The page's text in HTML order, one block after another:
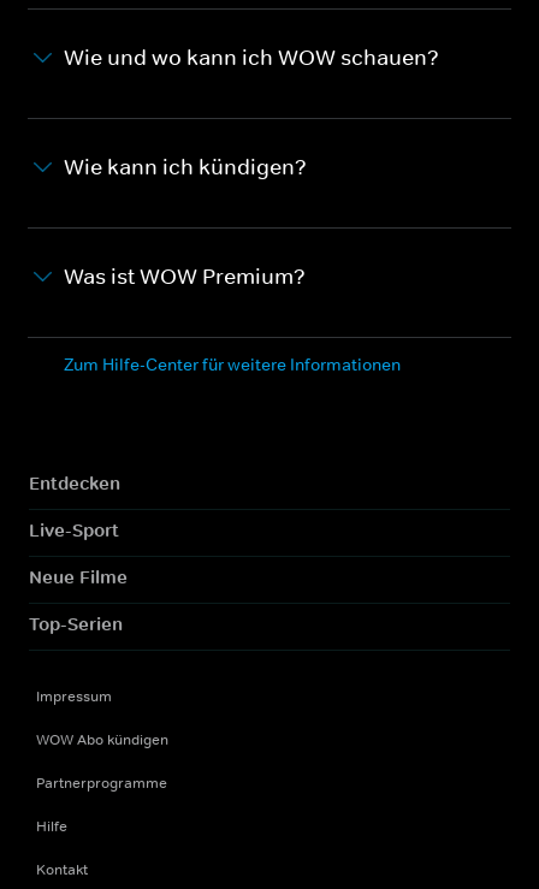
Wie und wo kann ich WOW schauen?
Wie kann ich kündigen?
Was ist WOW Premium?
Zum Hilfe-Center für weitere Informationen
Entdecken
Live-Sport
Neue Filme
Top-Serien
Impressum
WOW Abo kündigen
Partnerprogramme
Hilfe
Kontakt